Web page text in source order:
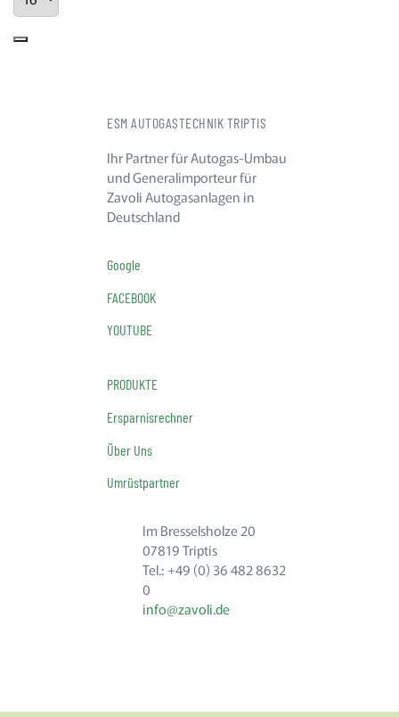
ESM AUTOGASTECHNIK TRIPTIS
Ihr Partner für Autogas-Umbau
und Generalimporteur für
Zavoli Autogasanlagen in
Deutschland
Google
FACEBOOK
YOUTUBE
PRODUKTE
Ersparnisrechner
Über Uns
Umrüstpartner
Im Bresselsholze 20
07819 Triptis
Tel.: +49 (0) 36 482 8632
0
info@zavoli.de